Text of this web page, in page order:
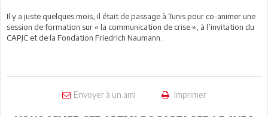
Il y a juste quelques mois, il était de passage à Tunis pour co-animer une
session de formation sur « la communication de crise », à l’invitation du
CAPJC et de la Fondation Friedrich Naumann.
Envoyer à un ami Imprimer